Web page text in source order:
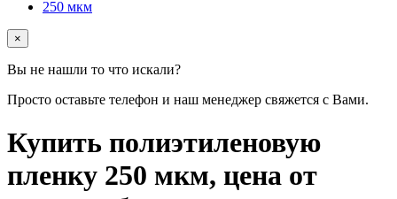
250 мкм
×
Вы не нашли то что искали?
Просто оставьте телефон и наш менеджер свяжется с Вами.
Купить полиэтиленовую
пленку 250 мкм, цена от